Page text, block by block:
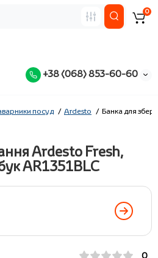
+38 (068) 853-60-60
0
посуд Ardesto Банка для
Ardesto Fresh,
AR1351BLC
0